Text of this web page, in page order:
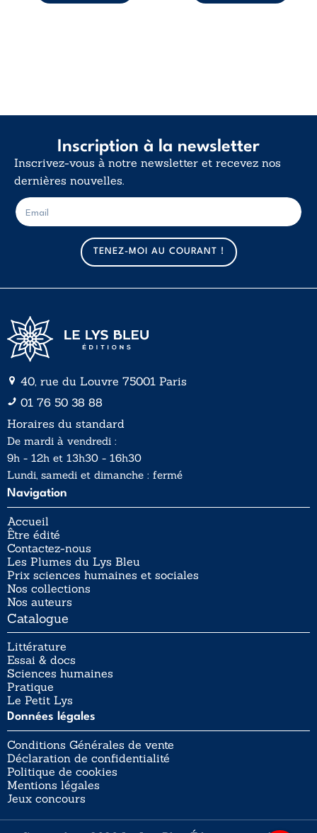
Inscription à la newsletter
Inscrivez-vous à notre newsletter et recevez nos
dernières nouvelles.
m
a
i
l
E
-
m
TENEZ-MOI AU COURANT !
40, rue du Louvre 75001 Paris
01 76 50 38 88
Horaires du standard
De mardi à vendredi :
9h - 12h et 13h30 - 16h30
Lundi, samedi et dimanche : fermé
Navigation
Accueil
Être édité
Contactez-nous
Les Plumes du Lys Bleu
Prix sciences humaines et sociales
Nos collections
Nos auteurs
Catalogue
Littérature
Essai & docs
Sciences humaines
Pratique
Le Petit Lys
Données légales
Conditions Générales de vente
Déclaration de confidentialité
Politique de cookies
Mentions légales
Jeux concours